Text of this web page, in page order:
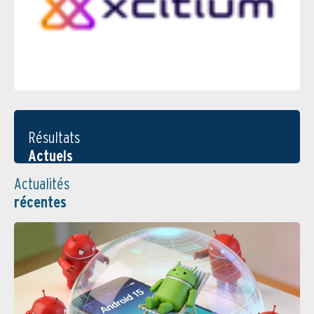
Résultats
Actuels
Actualités
récentes